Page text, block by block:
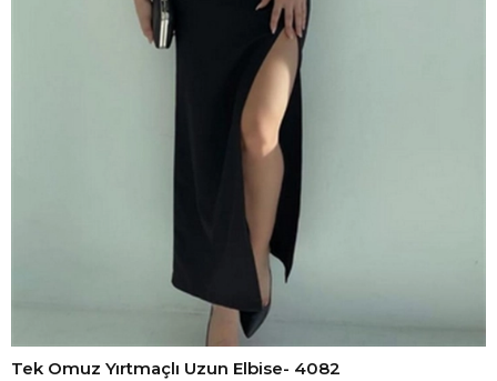
Tek Omuz Yırtmaçlı Uzun Elbise- 4082